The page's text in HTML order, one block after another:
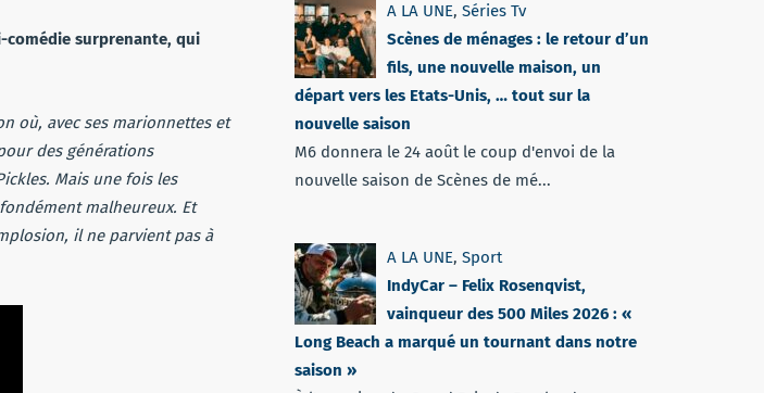
surprenante, qui
où, avec ses marionnettes et
des générations
Mais une fois les
malheureux. Et
il ne parvient pas à
A LA UNE, Séries Tv
Scènes de ménages : le retour d’un
fils, une nouvelle maison, un
départ vers les Etats-Unis, … tout sur la
nouvelle saison
M6 donnera le 24 août le coup d'envoi de la
nouvelle saison de Scènes de mé...
A LA UNE, Sport
IndyCar – Felix Rosenqvist,
vainqueur des 500 Miles 2026 : «
Long Beach a marqué un tournant dans notre
saison »